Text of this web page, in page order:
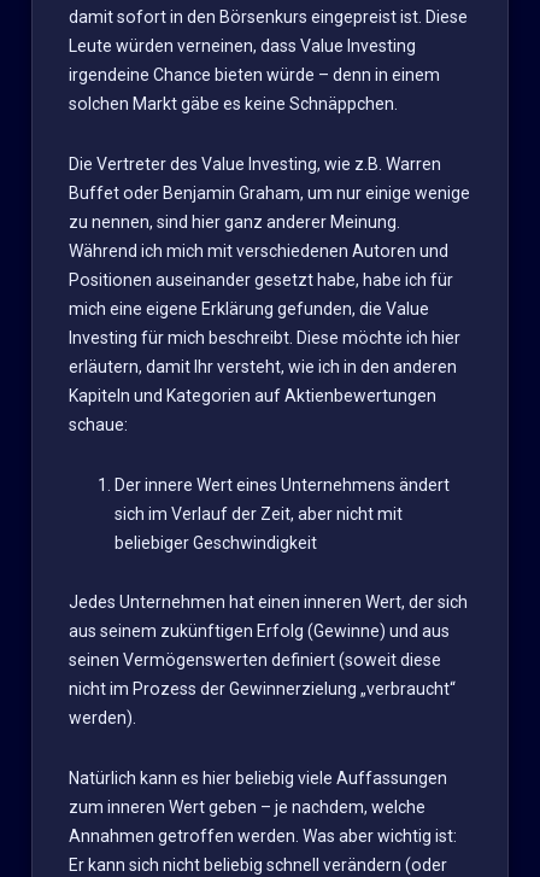
damit sofort in den Börsenkurs eingepreist ist. Diese
Leute würden verneinen, dass Value Investing
irgendeine Chance bieten würde – denn in einem
solchen Markt gäbe es keine Schnäppchen.
Die Vertreter des Value Investing, wie z.B. Warren
Buffet oder Benjamin Graham, um nur einige wenige
zu nennen, sind hier ganz anderer Meinung.
Während ich mich mit verschiedenen Autoren und
Positionen auseinander gesetzt habe, habe ich für
mich eine eigene Erklärung gefunden, die Value
Investing für mich beschreibt. Diese möchte ich hier
erläutern, damit Ihr versteht, wie ich in den anderen
Kapiteln und Kategorien auf Aktienbewertungen
schaue:
Der innere Wert eines Unternehmens ändert
sich im Verlauf der Zeit, aber nicht mit
beliebiger Geschwindigkeit
Jedes Unternehmen hat einen inneren Wert, der sich
aus seinem zukünftigen Erfolg (Gewinne) und aus
seinen Vermögenswerten definiert (soweit diese
nicht im Prozess der Gewinnerzielung „verbraucht“
werden).
Natürlich kann es hier beliebig viele Auffassungen
zum inneren Wert geben – je nachdem, welche
Annahmen getroffen werden. Was aber wichtig ist:
Er kann sich nicht beliebig schnell verändern (oder